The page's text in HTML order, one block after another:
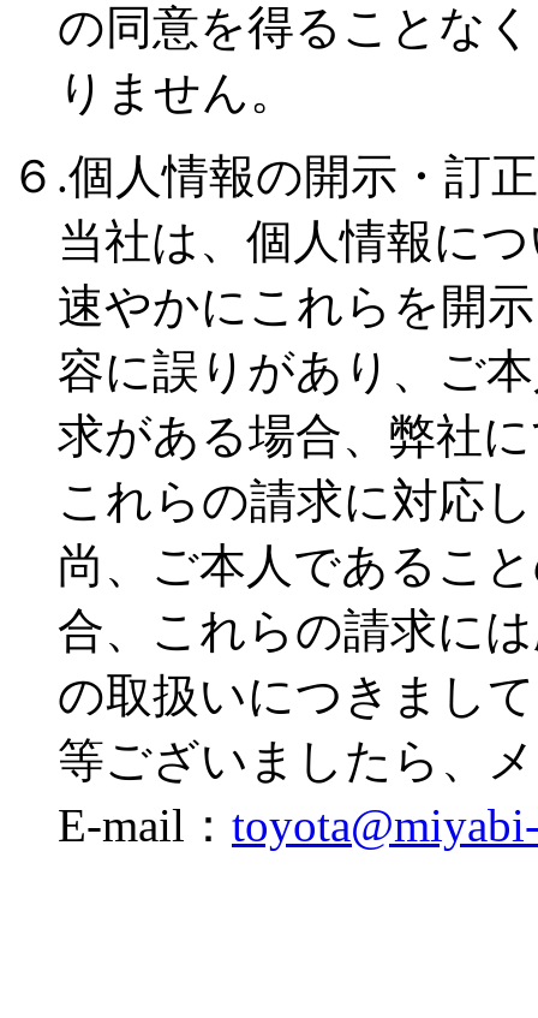
の同意を得ることな
りません。
６.個人情報の開示・訂
当社は、個人情報に
速やかにこれらを開
容に誤りがあり、ご
求がある場合、弊社
これらの請求に対応
尚、ご本人であるこ
合、これらの請求に
の取扱いにつきまし
等ございましたら、
E-mail：